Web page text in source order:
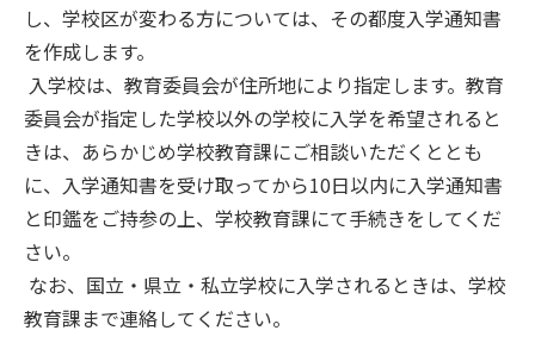
し、学校区が変わる方については、その都度入学通知書
を作成します。
入学校は、教育委員会が住所地により指定します。教育
委員会が指定した学校以外の学校に入学を希望されると
きは、あらかじめ学校教育課にご相談いただくととも
に、入学通知書を受け取ってから10日以内に入学通知書
と印鑑をご持参の上、学校教育課にて手続きをしてくだ
さい。
なお、国立・県立・私立学校に入学されるときは、学校
教育課まで連絡してください。